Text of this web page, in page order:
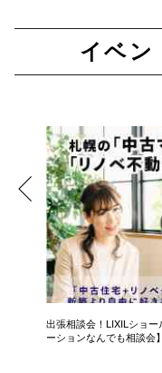
イベン
出張相談会！LIXILショ
ーションなんでも相談会